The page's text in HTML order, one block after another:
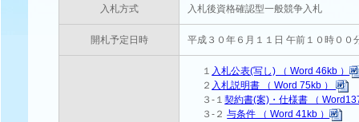
入札方式 入札後資格確認型一般競争入札
開札予定日時 平成３０年６月１１日 午前１０時００
１ 入札公表(写し) （ Word 46kb ）
２ 入札説明書 （ Word 75kb ）
３-１契約書(案)・仕様書 （
３-２与条件 （ Word 41kb ）